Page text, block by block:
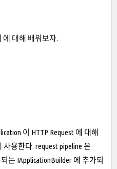
에 대해 배워보자.
이 HTTP Request 에 대해
용한다. request pipeline 은
는 IApplicationBuilder 에 추가되